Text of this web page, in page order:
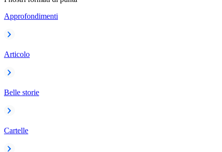
Approfondimenti
Articolo
Belle storie
Cartelle